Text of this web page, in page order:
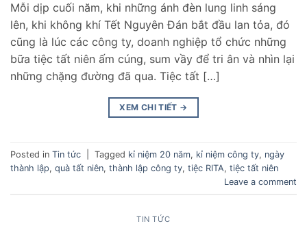
Mỗi dịp cuối năm, khi những ánh đèn lung linh sáng
lên, khi không khí Tết Nguyên Đán bắt đầu lan tỏa, đó
cũng là lúc các công ty, doanh nghiệp tổ chức những
bữa tiệc tất niên ấm cúng, sum vầy để tri ân và nhìn lại
những chặng đường đã qua. Tiệc tất […]
XEM CHI TIẾT →
Posted in Tin tức Tagged kỉ niệm 20 năm, kỉ niệm công ty, ngày
thành lập, quà tất niên, thành lập công ty, tiệc RITA, tiệc tất niên
Leave a comment
TIN TỨC